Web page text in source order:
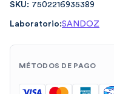
SKU: 7502216935389
Laboratorio:SANDOZ
MÉTODOS DE PAGO